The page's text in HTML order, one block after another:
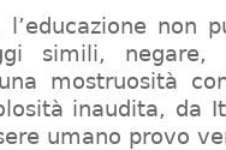
non
simili, negare,
mostruosità
inaudita, da
umano provo